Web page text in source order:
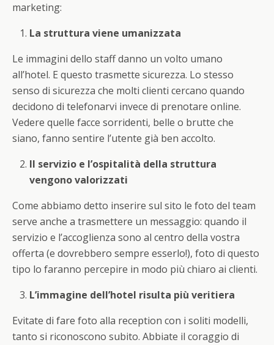
marketing:
La struttura viene umanizzata
Le immagini dello staff danno un volto umano
all’hotel. E questo trasmette sicurezza. Lo stesso
senso di sicurezza che molti clienti cercano quando
decidono di telefonarvi invece di prenotare online.
Vedere quelle facce sorridenti, belle o brutte che
siano, fanno sentire l’utente già ben accolto.
Il servizio e l’ospitalità della struttura
vengono valorizzati
Come abbiamo detto inserire sul sito le foto del team
serve anche a trasmettere un messaggio: quando il
servizio e l’accoglienza sono al centro della vostra
offerta (e dovrebbero sempre esserlo!), foto di questo
tipo lo faranno percepire in modo più chiaro ai clienti.
L’immagine dell’hotel risulta più veritiera
Evitate di fare foto alla reception con i soliti modelli,
tanto si riconoscono subito. Abbiate il coraggio di